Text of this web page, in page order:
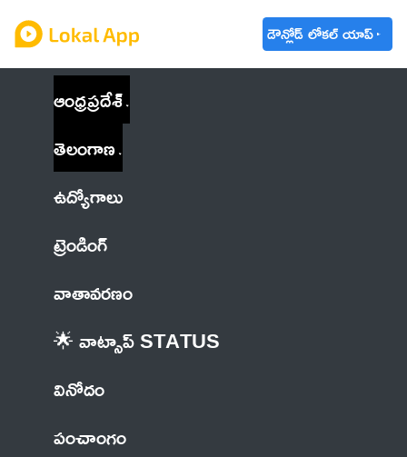
డౌన్లోడ్ లోకల్ యాప్
ఆంధ్రప్రదేశ్
తెలంగాణ
ఉద్యోగాలు
ట్రెండింగ్
వాతావరణం
🌟 వాట్సాప్ STATUS
వినోదం
పంచాంగం